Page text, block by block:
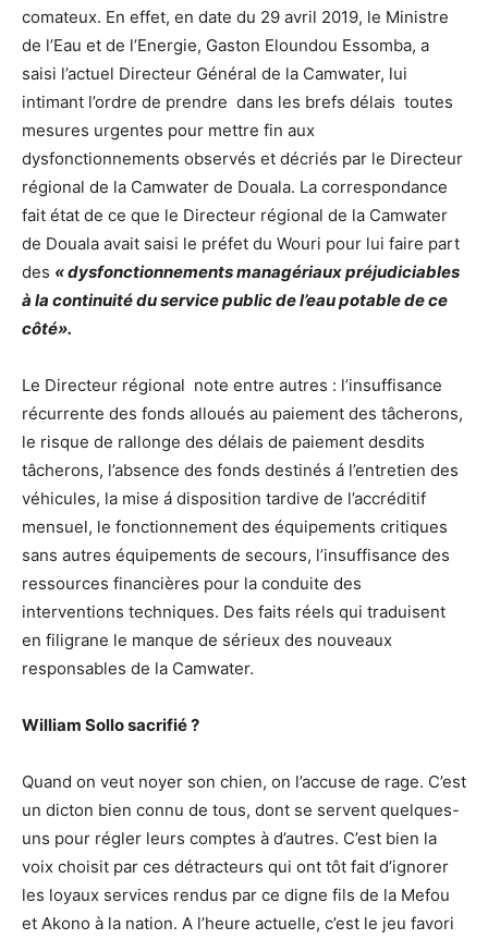
comateux. En effet, en date du 29 avril 2019, le Ministre
de l’Eau et de l’Energie, Gaston Eloundou Essomba, a
saisi l’actuel Directeur Général de la Camwater, lui
intimant l’ordre de prendre dans les brefs délais toutes
mesures urgentes pour mettre fin aux
dysfonctionnements observés et décriés par le Directeur
régional de la Camwater de Douala. La correspondance
fait état de ce que le Directeur régional de la Camwater
de Douala avait saisi le préfet du Wouri pour lui faire part
des « dysfonctionnements managériaux préjudiciables
à la continuité du service public de l’eau potable de ce
côté».
Le Directeur régional note entre autres : l’insuffisance
récurrente des fonds alloués au paiement des tâcherons,
le risque de rallonge des délais de paiement desdits
tâcherons, l’absence des fonds destinés á l’entretien des
véhicules, la mise á disposition tardive de l’accréditif
mensuel, le fonctionnement des équipements critiques
sans autres équipements de secours, l’insuffisance des
ressources financières pour la conduite des
interventions techniques. Des faits réels qui traduisent
en filigrane le manque de sérieux des nouveaux
responsables de la Camwater.
William Sollo sacrifié ?
Quand on veut noyer son chien, on l’accuse de rage. C’est
un dicton bien connu de tous, dont se servent quelques-
uns pour régler leurs comptes à d’autres. C’est bien la
voix choisit par ces détracteurs qui ont tôt fait d’ignorer
les loyaux services rendus par ce digne fils de la Mefou
et Akono à la nation. A l’heure actuelle, c’est le jeu favori